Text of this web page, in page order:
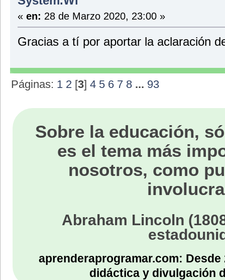
« en: 28 de Marzo 2020, 23:00 »
Gracias a tí por aportar la aclaración
Páginas: 1 2 [3]4 5 6 7 8 ... 93
Sobre la educación,
es el tema más
nosotros, como
Abraham Lincoln
aprenderaprogramar.com:
didáctica y divulgación